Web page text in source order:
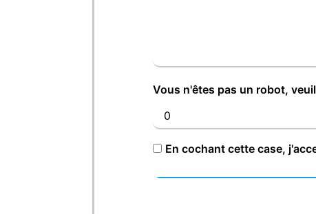
Vous n'êtes pas un robot,
En cochant cette case,